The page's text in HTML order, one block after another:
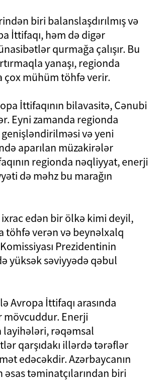
biri balanslaşdırılmış və
İttifaqı, həm də digər
qurmağa çalışır. Bu
yanaşı, regionda
çox mühüm töhfə verir.
İttifaqının bilavasitə, Cənubi
Eyni zamanda regionda
və yeni
aparılan müzakirələr
regionda nəqliyyat, enerji
də məhz bu marağın
edən bir ölkə kimi deyil,
töhfə verən və beynəlxalq
Prezidentinin
yüksək səviyyədə qəbul
Avropa İttifaqı arasında
mövcuddur. Enerji
layihələri, rəqəmsal
qarşıdakı illərdə tərəflər
edəcəkdir. Azərbaycanın
əsas təminatçılarından biri